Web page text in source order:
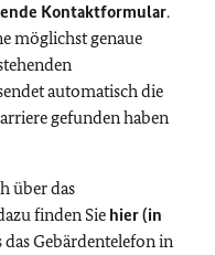
Kontaktformular.
möglichst genaue
automatisch die
gefunden haben
über das
finden Sie hier (in
das Gebärdentelefon in